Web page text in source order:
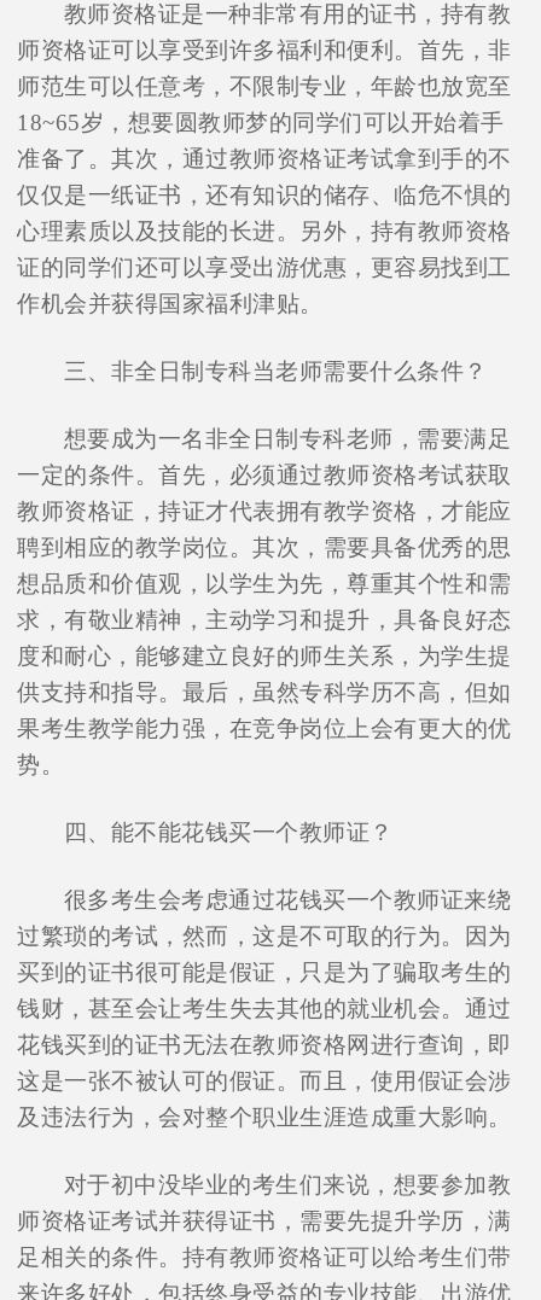
教师资格证是一种非常有用的证书，持有教
师资格证可以享受到许多福利和便利。首先，非
师范生可以任意考，不限制专业，年龄也放宽至
18~65岁，想要圆教师梦的同学们可以开始着手
准备了。其次，通过教师资格证考试拿到手的不
仅仅是一纸证书，还有知识的储存、临危不惧的
心理素质以及技能的长进。另外，持有教师资格
证的同学们还可以享受出游优惠，更容易找到工
作机会并获得国家福利津贴。
三、非全日制专科当老师需要什么条件？
想要成为一名非全日制专科老师，需要满足
一定的条件。首先，必须通过教师资格考试获取
教师资格证，持证才代表拥有教学资格，才能应
聘到相应的教学岗位。其次，需要具备优秀的思
想品质和价值观，以学生为先，尊重其个性和需
求，有敬业精神，主动学习和提升，具备良好态
度和耐心，能够建立良好的师生关系，为学生提
供支持和指导。最后，虽然专科学历不高，但如
果考生教学能力强，在竞争岗位上会有更大的优
势。
四、能不能花钱买一个教师证？
很多考生会考虑通过花钱买一个教师证来绕
过繁琐的考试，然而，这是不可取的行为。因为
买到的证书很可能是假证，只是为了骗取考生的
钱财，甚至会让考生失去其他的就业机会。通过
花钱买到的证书无法在教师资格网进行查询，即
这是一张不被认可的假证。而且，使用假证会涉
及违法行为，会对整个职业生涯造成重大影响。
对于初中没毕业的考生们来说，想要参加教
师资格证考试并获得证书，需要先提升学历，满
足相关的条件。持有教师资格证可以给考生们带
来许多好处，包括终身受益的专业技能、出游优